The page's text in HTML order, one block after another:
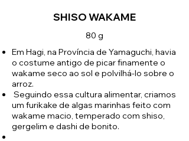
SHISO WAKAME
80 g
Em Hagi, na Província de Yamaguchi, havia
o costume antigo de picar finamente o
wakame seco ao sol e polvilhá-lo sobre o
arroz.
Seguindo essa cultura alimentar, criamos
um furikake de algas marinhas feito com
wakame macio, temperado com shiso,
gergelim e dashi de bonito.